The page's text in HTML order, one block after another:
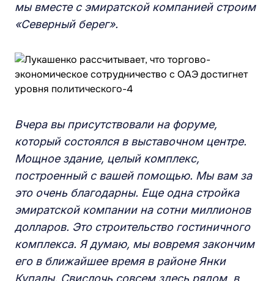
мы вместе с эмиратской компанией строим
«Северный берег».
Вчера вы присутствовали на форуме,
который состоялся в выставочном центре.
Мощное здание, целый комплекс,
построенный с вашей помощью. Мы вам за
это очень благодарны. Еще одна стройка
эмиратской компании на сотни миллионов
долларов. Это строительство гостиничного
комплекса. Я думаю, мы вовремя закончим
его в ближайшее время в районе Янки
Купалы. Свислочь совсем здесь рядом, в